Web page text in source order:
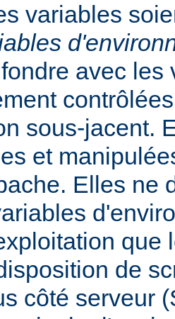
variables
avec les
sous-jacent.
et
Elles ne
que
de
côté serveur